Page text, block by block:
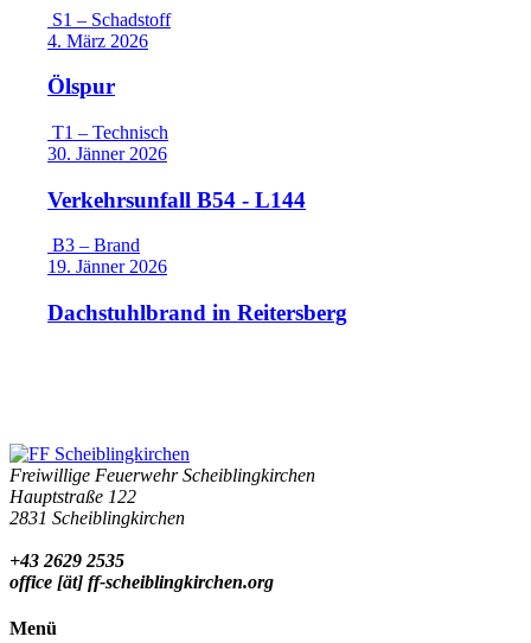
S1 – Schadstoff
4. März 2026
Ölspur
T1 – Technisch
30. Jänner 2026
Verkehrsunfall B54 - L144
B3 – Brand
19. Jänner 2026
Dachstuhlbrand in Reitersberg
Freiwillige Feuerwehr Scheiblingkirchen
Hauptstraße 122
2831 Scheiblingkirchen
+43 2629 2535
office [ät] ff-scheiblingkirchen.org
Menü